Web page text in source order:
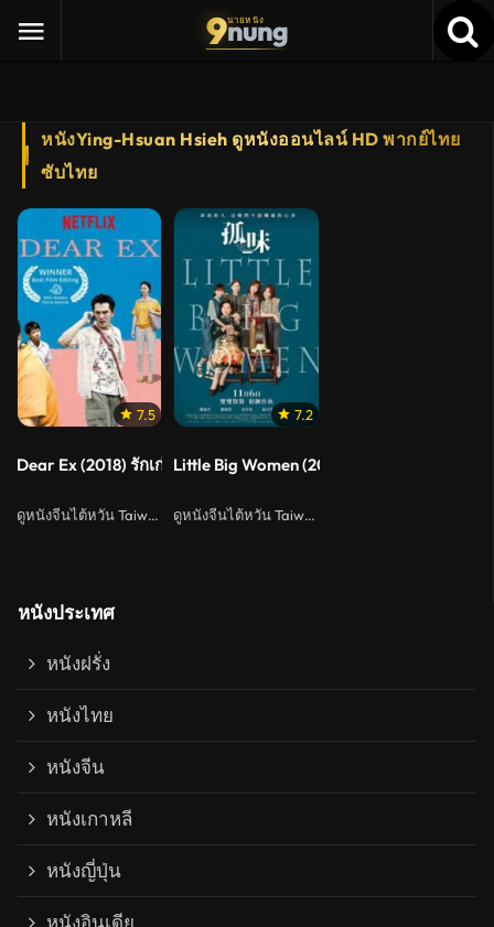
9นายหนัง
nung
หนังYing-Hsuan Hsieh ดูหนังออนไลน์ HD พากย์ไทย
ซับไทย
7.5
Dear Ex (2018) รักเก่า ใครมาก่อน (ซับไทย)
ดูหนังจีนไต้หวัน Taiwan
7.2
Little Big Women (2020) รสชาติแห่งความอ้
ดูหนังจีนไต้หวัน Taiwan
หนังประเทศ
หนังฝรั่ง
หนังไทย
หนังจีน
หนังเกาหลี
หนังญี่ปุ่น